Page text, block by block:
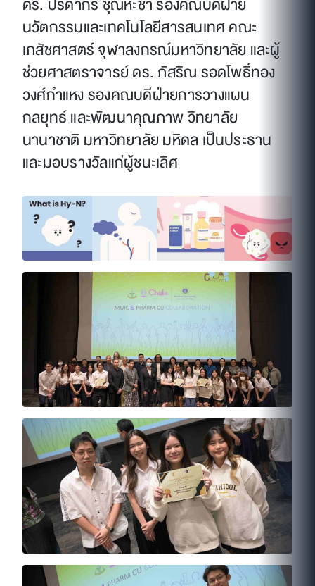
ดร. ปรีดากร ชุณหะชา รองคณบดีฝ่าย
นวัตกรรมและเทคโนโลยีสารสนเทศ คณะ
เภสัชศาสตร์ จุฬาลงกรณ์มหาวิทยาลัย และผู้
ช่วยศาสตราจารย์ ดร. ภัสริณ รอดโพธิ์ทอง
วงศ์กำแหง รองคณบดีฝ่ายการวางแผน
กลยุทธ์ และพัฒนาคุณภาพ วิทยาลัย
นานาชาติ มหาวิทยาลัย มหิดล เป็นประธาน
และมอบรางวัลแก่ผู้ชนะเลิศ